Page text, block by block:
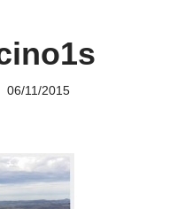
06/11/2015